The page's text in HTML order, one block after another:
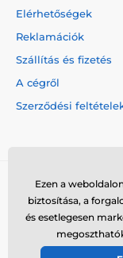
Elérhetőségek
Reklamációk
Szállítás és fizetés
A cégről
Szerződési
© 2026
Ezen a
biztosítása, a
és esetlegesen